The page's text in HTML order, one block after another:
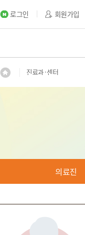
로그인 회원가입
진료과·센터
의료진